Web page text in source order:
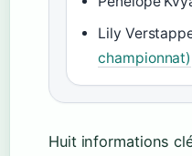
Lily
championnat)
Huit informations